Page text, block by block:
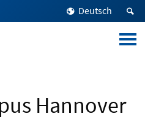
Deutsch
Hannover